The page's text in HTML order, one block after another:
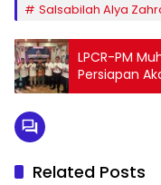
Salsabilah Alya
LPCR-PM
Persiapan
Targetkan
Related Posts